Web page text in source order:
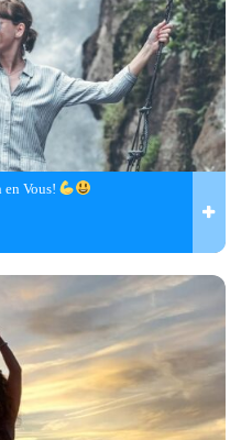
Vous!